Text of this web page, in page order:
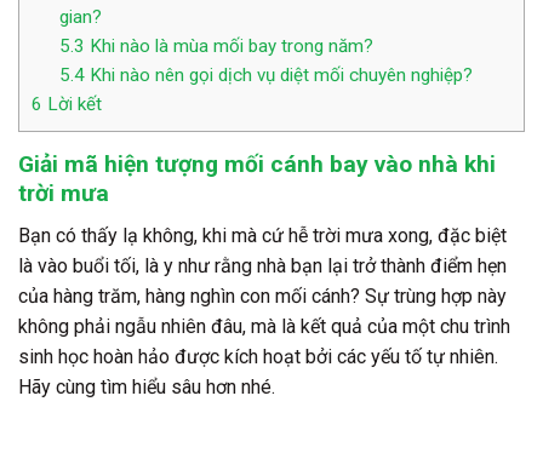
gian?
5.3 Khi nào là mùa mối bay trong năm?
5.4Khi nào nên gọi dịch vụ diệt mối chuyên nghiệp?
6 Lời kết
Giải mã hiện tượng mối cánh bay vào nhà khi
trời mưa
Bạn có thấy lạ không, khi mà cứ hễ trời mưa xong, đặc biệt
là vào buổi tối, là y như rằng nhà bạn lại trở thành điểm hẹn
của hàng trăm, hàng nghìn con mối cánh? Sự trùng hợp này
không phải ngẫu nhiên đâu, mà là kết quả của một chu trình
sinh học hoàn hảo được kích hoạt bởi các yếu tố tự nhiên.
Hãy cùng tìm hiểu sâu hơn nhé.